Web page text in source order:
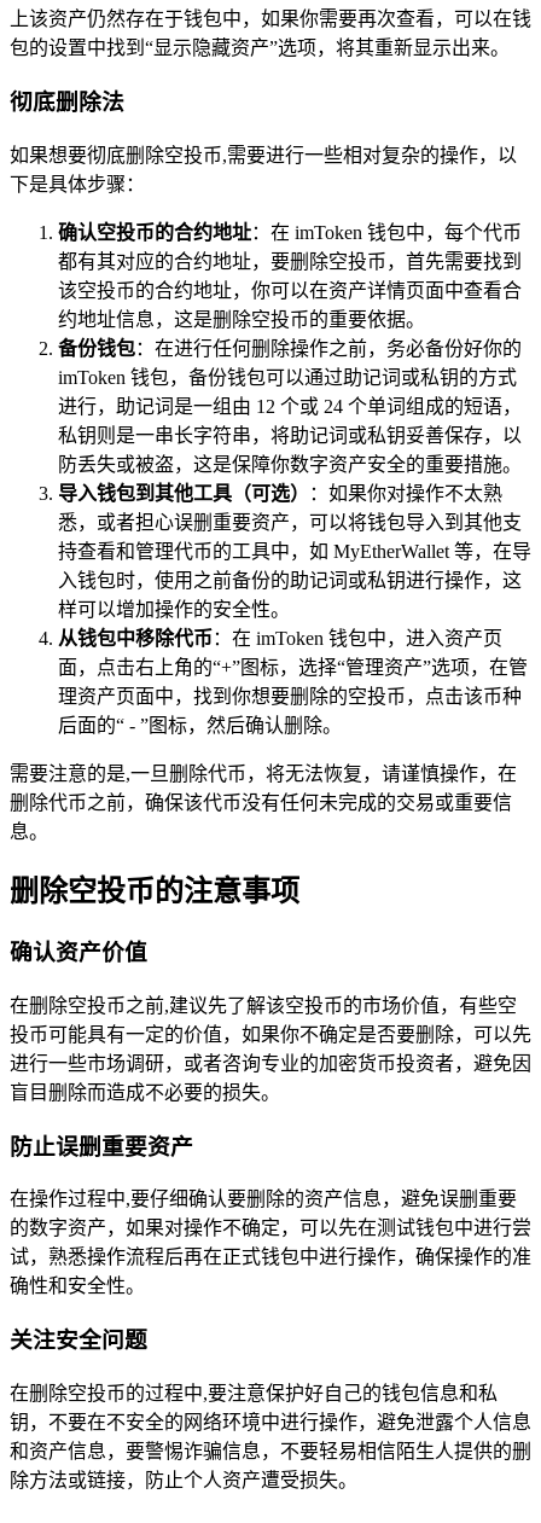
上该资产仍然存在于钱包中，如果你需要再次查看，可以在钱
包的设置中找到“显示隐藏资产”选项，将其重新显示出来。
彻底删除法
如果想要彻底删除空投币,需要进行一些相对复杂的操作，以
下是具体步骤：
确认空投币的合约地址：在 imToken 钱包中，每个代币
都有其对应的合约地址，要删除空投币，首先需要找到
该空投币的合约地址，你可以在资产详情页面中查看合
约地址信息，这是删除空投币的重要依据。
备份钱包：在进行任何删除操作之前，务必备份好你的
imToken 钱包，备份钱包可以通过助记词或私钥的方式
进行，助记词是一组由 12 个或 24 个单词组成的短语，
私钥则是一串长字符串，将助记词或私钥妥善保存，以
防丢失或被盗，这是保障你数字资产安全的重要措施。
导入钱包到其他工具（可选）
：如果你对操作不太熟
悉，或者担心误删重要资产，可以将钱包导入到其他支
持查看和管理代币的工具中，如 MyEtherWallet 等，在导
入钱包时，使用之前备份的助记词或私钥进行操作，这
样可以增加操作的安全性。
从钱包中移除代币 ：在 imToken 钱包中，进入资产页
面，点击右上角的“+”图标，选择“管理资产”选项，在管
理资产页面中，找到你想要删除的空投币，点击该币种
后面的“ - ”图标，然后确认删除。
需要注意的是,一旦删除代币，将无法恢复，请谨慎操作，在
删除代币之前，确保该代币没有任何未完成的交易或重要信
息。
删除空投币的注意事项
确认资产价值
在删除空投币之前,建议先了解该空投币的市场价值，有些空
投币可能具有一定的价值，如果你不确定是否要删除，可以先
进行一些市场调研，或者咨询专业的加密货币投资者，避免因
盲目删除而造成不必要的损失。
防止误删重要资产
在操作过程中,要仔细确认要删除的资产信息，避免误删重要
的数字资产，如果对操作不确定，可以先在测试钱包中进行尝
试，熟悉操作流程后再在正式钱包中进行操作，确保操作的准
确性和安全性。
关注安全问题
在删除空投币的过程中,要注意保护好自己的钱包信息和私
钥，不要在不安全的网络环境中进行操作，避免泄露个人信息
和资产信息，要警惕诈骗信息，不要轻易相信陌生人提供的删
除方法或链接，防止个人资产遭受损失。